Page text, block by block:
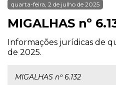
quarta-feira, 2 de julho de 2025
MIGALHAS nº
Informações jurídicas de
de 2025.
MIGALHAS nº 6.132